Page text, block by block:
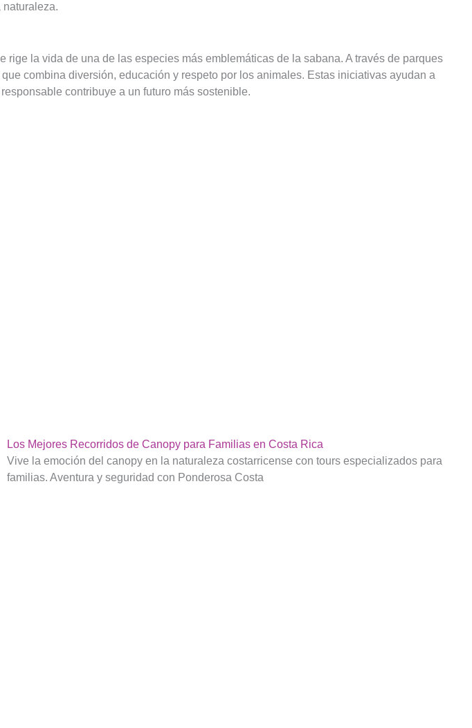
rige la vida de una de las especies más emblemáticas de la sabana. A través de parques
combina diversión, educación y respeto por los animales. Estas iniciativas ayudan a
contribuye a un futuro más sostenible.
Los Mejores Recorridos de Canopy para Familias en Costa Rica
Vive la emoción del canopy en la naturaleza costarricense con tours especializados para
familias. Aventura y seguridad con Ponderosa Costa